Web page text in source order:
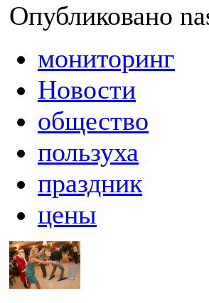
Опубликовано
мониторинг
Новости
общество
пользуха
праздник
цены